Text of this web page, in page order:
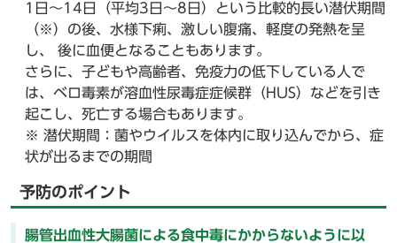
1日～14日（平均3日～8日）という比較的長い潜伏期間
（※）の後、水様下痢、激しい腹痛、軽度の発熱を呈
し、 後に血便となることもあります。
さらに、子どもや高齢者、免疫力の低下している人で
は、ベロ毒素が溶血性尿毒症症候群（HUS）などを引き
起こし、死亡する場合もあります。
※ 潜伏期間：菌やウイルスを体内に取り込んでから、症
状が出るまでの期間
予防のポイント
腸管出血性大腸菌による食中毒にかからないように以